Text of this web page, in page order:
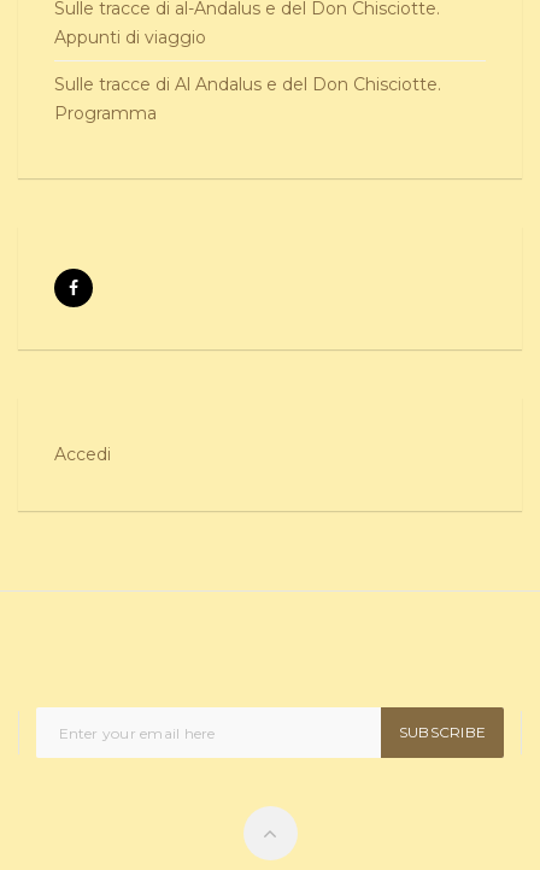
Sulle tracce di al-Andalus e del Don Chisciotte.
Appunti di viaggio
Sulle tracce di Al Andalus e del Don Chisciotte.
Programma
Accedi
SUBSCRIBE